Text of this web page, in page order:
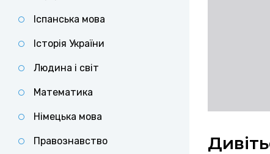
Іспанська мова
Історія України
Людина і світ
Математика
Німецька мова
Правознавство